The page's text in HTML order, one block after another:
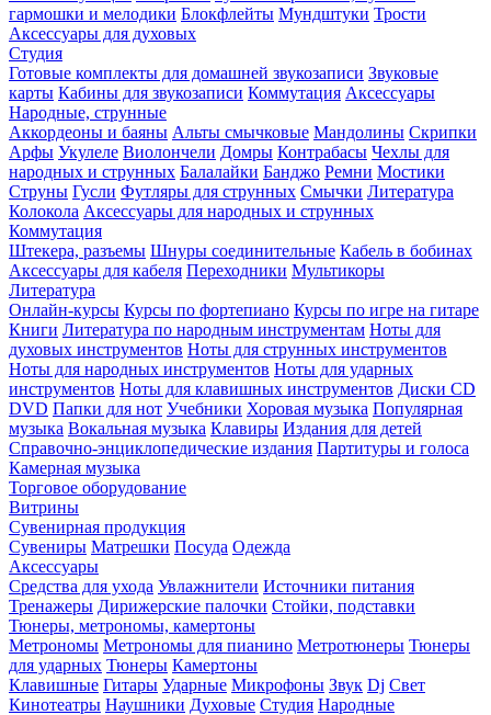
гармошки и мелодики Блокфлейты Мундштуки Трости
Аксессуары для духовых
Студия
Готовые комплекты для домашней звукозаписи Звуковые
карты Кабины для звукозаписи Коммутация Аксессуары
Народные, струнные
Аккордеоны и баяны Альты смычковые Мандолины Скрипки
Арфы Укулеле Виолончели Домры Контрабасы Чехлы для
народных и струнных Балалайки Банджо Ремни Мостики
Струны Гусли Футляры для струнных Смычки Литература
Колокола Аксессуары для народных и струнных
Коммутация
Штекера, разъемы Шнуры соединительные Кабель в бобинах
Аксессуары для кабеля Переходники Мультикоры
Литература
Онлайн-курсы Курсы по фортепиано Курсы по игре на гитаре
Книги Литература по народным инструментам Ноты для
духовых инструментов Ноты для струнных инструментов
Ноты для народных инструментов Ноты для ударных
инструментов Ноты для клавишных инструментов Диски CD
DVD Папки для нот Учебники Хоровая музыка Популярная
музыка Вокальная музыка Клавиры Издания для детей
Справочно-энциклопедические издания Партитуры и голоса
Камерная музыка
Торговое оборудование
Витрины
Сувенирная продукция
Сувениры Матрешки Посуда Одежда
Аксессуары
Средства для ухода Увлажнители Источники питания
Тренажеры Дирижерские палочки Стойки, подставки
Тюнеры, метрономы, камертоны
Метрономы Метрономы для пианино Метротюнеры Тюнеры
для ударных Тюнеры Камертоны
Клавишные Гитары Ударные Микрофоны Звук Dj Свет
Кинотеатры Наушники Духовые Студия Народные